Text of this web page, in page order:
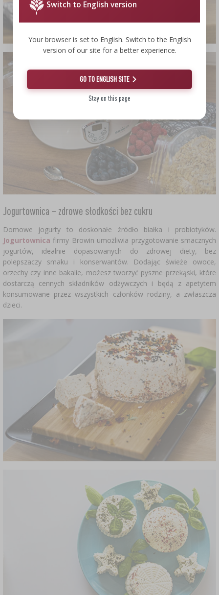
Jogurtownica – zdrowe słodkości bez cukru
Domowe jogurty to doskonałe źródło białka i probiotyków.
Jogurtownica firmy Browin umożliwia przygotowanie smacznych
jogurtów, idealnie dopasowanych do zdrowej diety, bez
polepszaczy smaku i konserwantów. Dodając świeże owoce,
orzechy czy inne bakalie, możesz tworzyć pyszne przekąski, które
dostarczą cennych składników odżywczych i będą z apetytem
konsumowane przez wszystkich członków rodziny, a zwłaszcza
dzieci.
Switch to English version
Your browser is set to English. Switch to the English
version of our site for a better experience.
GO TO ENGLISH SITE
Stay on this page